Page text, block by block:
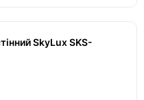
SkyLux SKS-